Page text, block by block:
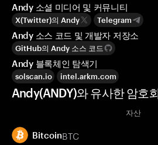
Andy 소셜 미디어 및 커뮤니티
X(Twitter)의 Andy Telegram
Andy 소스 코드 및 개발자 저장소
GitHub의 Andy 소스 코드
Andy 블록체인 탐색기
solscan.io intel.arkm.com
Andy(ANDY)와 유사한 암호
자산
BitcoinBTC